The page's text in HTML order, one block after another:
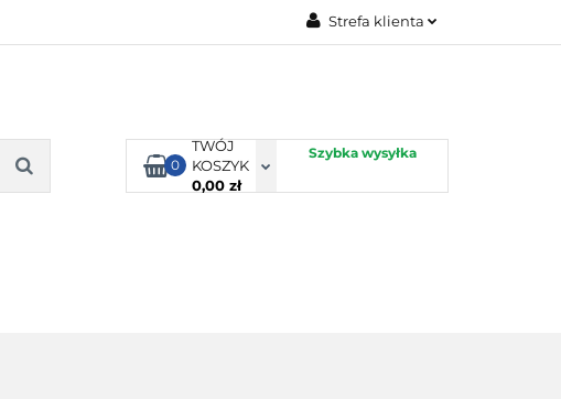
Strefa klienta
Dodaj zgłoszenie
0
TWÓJ
KOSZYK
0,00 zł
Szybka wysyłka